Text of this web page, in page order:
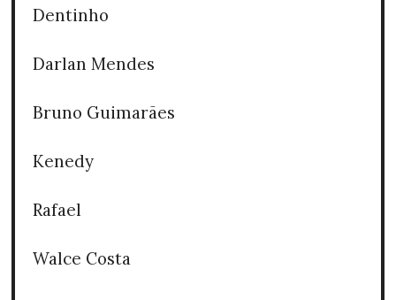
Dentinho
Darlan Mendes
Bruno Guimarães
Kenedy
Rafael
Walce Costa